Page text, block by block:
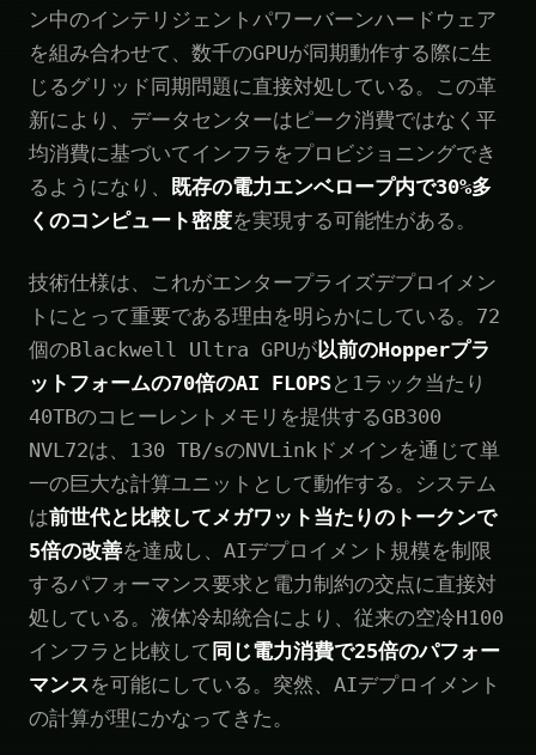
ン中のインテリジェントパワーバーンハードウェア
を組み合わせて、数千のGPUが同期動作する際に生
じるグリッド同期問題に直接対処している。この革
新により、データセンターはピーク消費ではなく平
均消費に基づいてインフラをプロビジョニングでき
るようになり、
既存の電力エンベロープ内で30%多
くのコンピュート密度を実現する可能性がある。
技術仕様は、これがエンタープライズデプロイメン
トにとって重要である理由を明らかにしている。72
個のBlackwell Ultra GPUが以前のHopperプラ
ットフォームの70倍のAI FLOPSと1ラック当たり
40TBのコヒーレントメモリを提供するGB300
NVL72は、130 TB/sのNVLinkドメインを通じて単
一の巨大な計算ユニットとして動作する。システム
は前世代と比較してメガワット当たりのトークンで
5倍の改善を達成し、AIデプロイメント規模を制限
するパフォーマンス要求と電力制約の交点に直接対
処している。液体冷却統合により、従来の空冷H100
インフラと比較して 同じ電力消費で25倍のパフォー
マンスを可能にしている。突然、AIデプロイメント
の計算が理にかなってきた。